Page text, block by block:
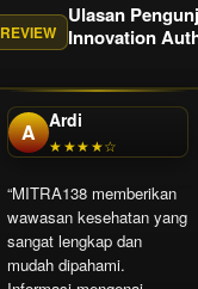
REVIEW
Ulasan
Innovation
A Ardi
★★★★☆
“MITRA138 memberikan
wawasan kesehatan yang
sangat lengkap dan
mudah dipahami.